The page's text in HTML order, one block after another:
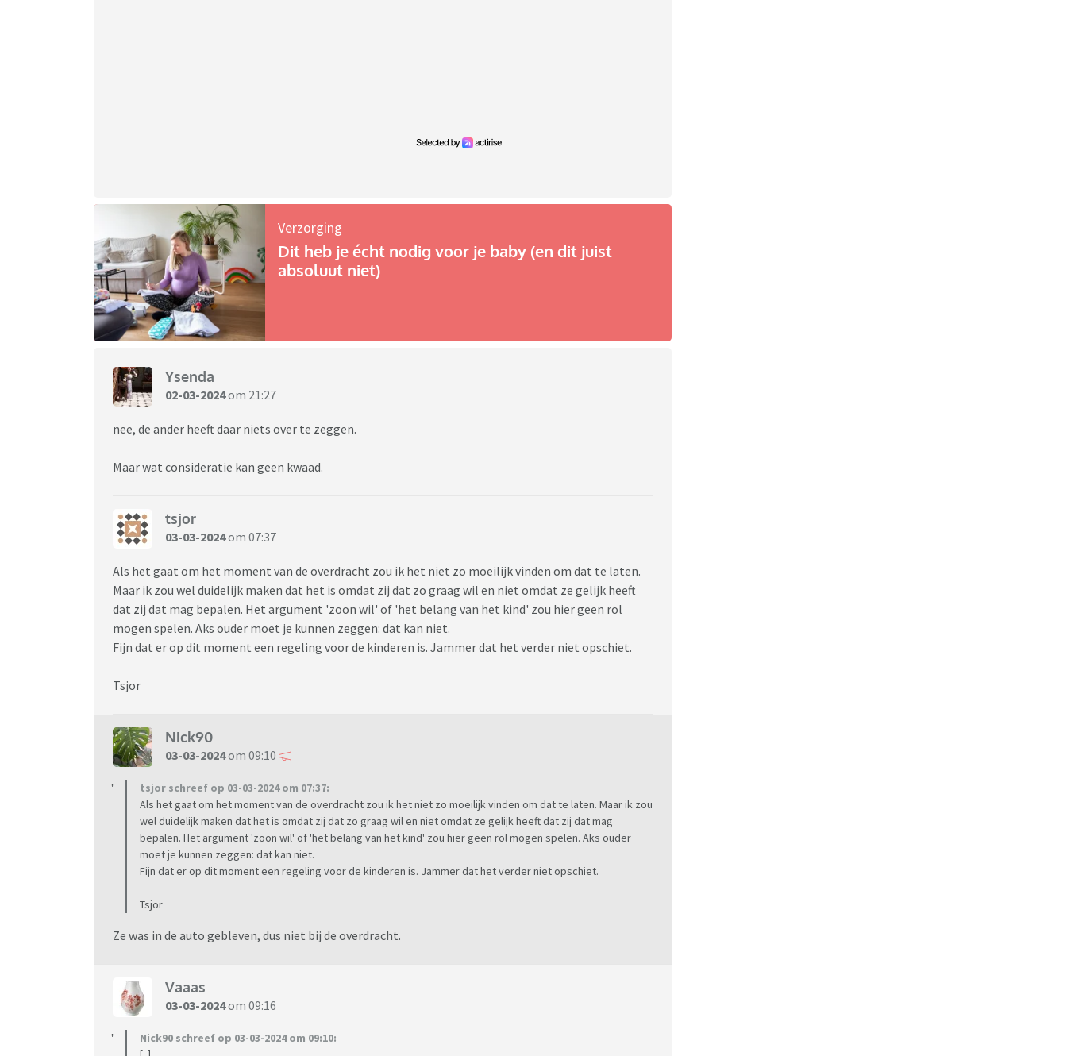
Verzorging
Dit heb je écht nodig voor je baby (en dit juist
absoluut niet)
Ysenda
02-03-2024om 21:27
nee, de ander heeft daar niets over te zeggen.
Maar wat consideratie kan geen kwaad.
tsjor
03-03-2024om 07:37
Als het gaat om het moment van de overdracht zou ik het niet zo moeilijk vinden om dat te laten.
Maar ik zou wel duidelijk maken dat het is omdat zij dat zo graag wil en niet omdat ze gelijk heeft
dat zij dat mag bepalen. Het argument 'zoon wil' of 'het belang van het kind' zou hier geen rol
mogen spelen. Aks ouder moet je kunnen zeggen: dat kan niet.
Fijn dat er op dit moment een regeling voor de kinderen is. Jammer dat het verder niet opschiet.
Tsjor
Nick90
03-03-2024om 09:10
tsjor schreef op 03-03-2024 om 07:37:
Als het gaat om het moment van de overdracht zou ik het niet zo moeilijk vinden om dat te laten. Maar ik zou
wel duidelijk maken dat het is omdat zij dat zo graag wil en niet omdat ze gelijk heeft dat zij dat mag
bepalen. Het argument 'zoon wil' of 'het belang van het kind' zou hier geen rol mogen spelen. Aks ouder
moet je kunnen zeggen: dat kan niet.
Fijn dat er op dit moment een regeling voor de kinderen is. Jammer dat het verder niet opschiet.
Tsjor
Ze was in de auto gebleven, dus niet bij de overdracht.
Vaaas
03-03-2024om 09:16
Nick90 schreef op 03-03-2024 om 09:10: